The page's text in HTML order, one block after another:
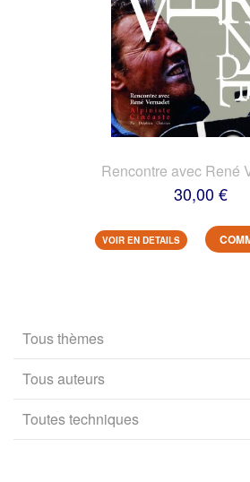
Rencontre avec René
30,00 €
VOIR EN DETAILS